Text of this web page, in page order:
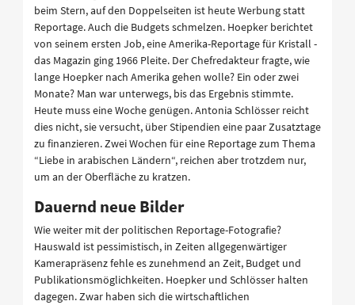
beim Stern, auf den Doppelseiten ist heute Werbung statt
Reportage. Auch die Budgets schmelzen. Hoepker berichtet
von seinem ersten Job, eine Amerika-Reportage für Kristall -
das Magazin ging 1966 Pleite. Der Chefredakteur fragte, wie
lange Hoepker nach Amerika gehen wolle? Ein oder zwei
Monate? Man war unterwegs, bis das Ergebnis stimmte.
Heute muss eine Woche genügen. Antonia Schlösser reicht
dies nicht, sie versucht, über Stipendien eine paar Zusatztage
zu finanzieren. Zwei Wochen für eine Reportage zum Thema
“Liebe in arabischen Ländern“, reichen aber trotzdem nur,
um an der Oberfläche zu kratzen.
Dauernd neue Bilder
Wie weiter mit der politischen Reportage-Fotografie?
Hauswald ist pessimistisch, in Zeiten allgegenwärtiger
Kamerapräsenz fehle es zunehmend an Zeit, Budget und
Publikationsmöglichkeiten. Hoepker und Schlösser halten
dagegen. Zwar haben sich die wirtschaftlichen